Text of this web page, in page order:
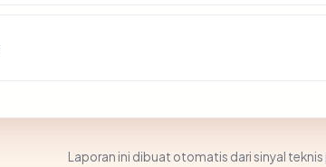
Laporan ini dibuat otomatis dari sinyal